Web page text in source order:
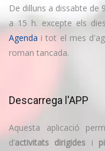
De dilluns a dissabte de
a 15 h. excepte els
Agenda i tot el mes
roman tancada.
Descarrega l'APP
Aquesta aplicació
d’activitats dirigides i